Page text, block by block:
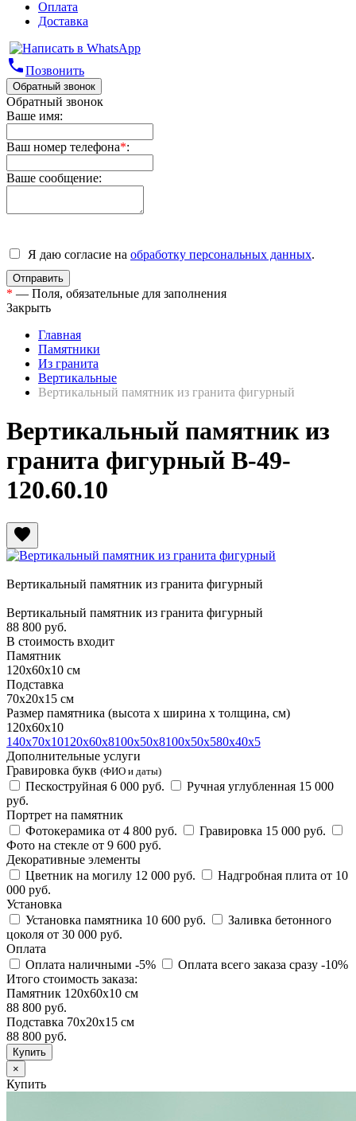
Оплата
Доставка
phoneПозвонить
Обратный звонок
Обратный звонок
Ваше имя:
Ваш номер телефона*:
Ваше сообщение:
Я даю согласие на обработку персональных данных.
* — Поля, обязательные для заполнения
Закрыть
Главная
Памятники
Из гранита
Вертикальные
Вертикальный памятник из гранита фигурный
Вертикальный памятник из
гранита фигурный В-49-
120.60.10
favorite
Вертикальный памятник из гранита фигурный
Вертикальный памятник из гранита фигурный
88 800 руб.
В стоимость входит
Памятник
120х60х10 см
Подставка
70х20х15 см
Размер памятника (высота х ширина х толщина, см)
120х60х10
140х70х10120х60х8100х50х8100х50х580х40х5
Дополнительные услуги
Гравировка букв (ФИО и даты)
Пескоструйная 6 000 руб. Ручная углубленная 15 000
руб.
Портрет на памятник
Фотокерамика от 4 800 руб. Гравировка 15 000 руб.
Фото на стекле от 9 600 руб.
Декоративные элементы
Цветник на могилу 12 000 руб. Надгробная плита от 10
000 руб.
Установка
Установка памятника 10 600 руб.
Заливка бетонного
цоколя от 30 000 руб.
Оплата
Оплата наличными -5% Оплата всего заказа сразу -10%
Итого стоимость заказа:
Памятник 120х60х10 см
88 800 руб.
Подставка 70х20х15 см
88 800 руб.
×
Купить